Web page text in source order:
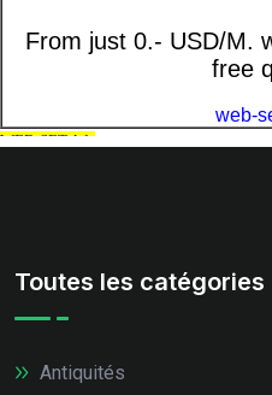
Toutes les catégories
Antiquités